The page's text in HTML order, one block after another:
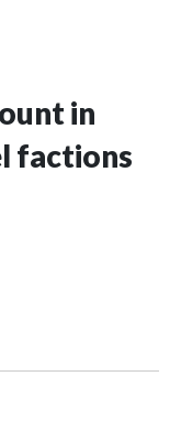
in
factions